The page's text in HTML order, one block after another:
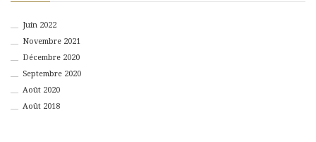
Juin 2022
Novembre 2021
Décembre 2020
Septembre 2020
Août 2020
Août 2018